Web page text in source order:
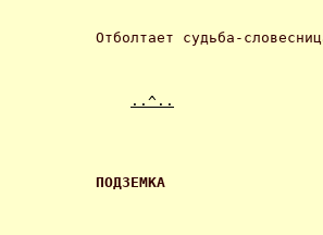
Отболтает судьба-
..^..
ПОДЗЕМКА